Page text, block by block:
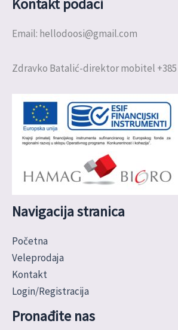
Kontakt podaci
Email: hellodoosi@gmail.com
Zdravko Batalić-direktor mobitel +385
Navigacija stranica
Početna
Veleprodaja
Kontakt
Login/Registracija
Pronađite nas